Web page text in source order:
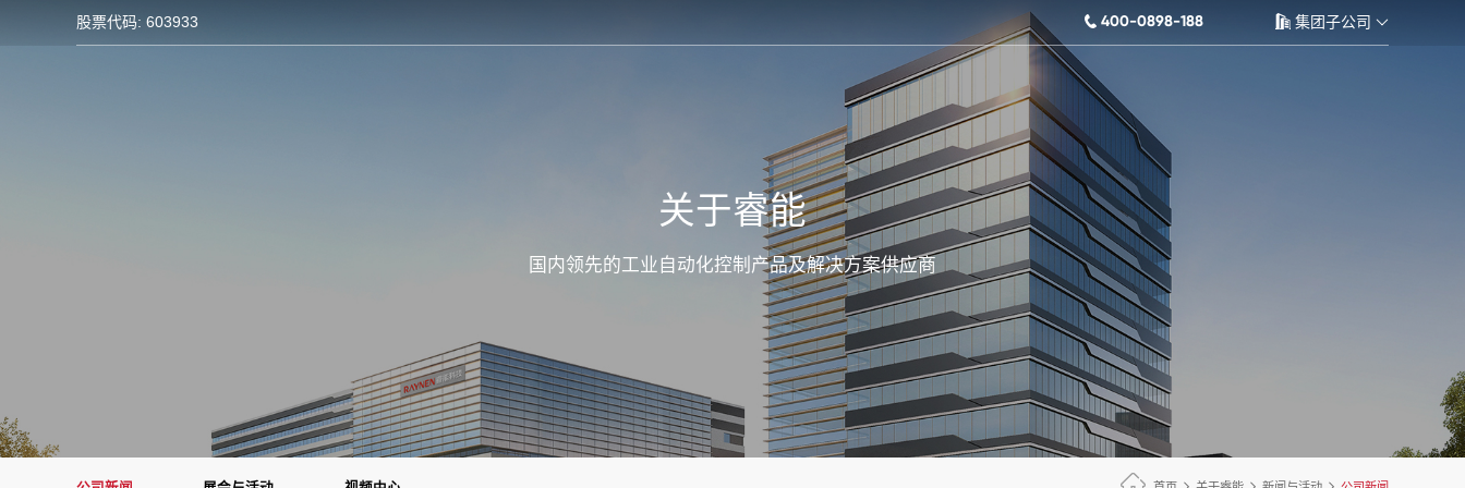
股票代码: 603933 400-0898-188 集团子公司
关于睿能
国内领先的工业自动化控制产品及解决方案供应商